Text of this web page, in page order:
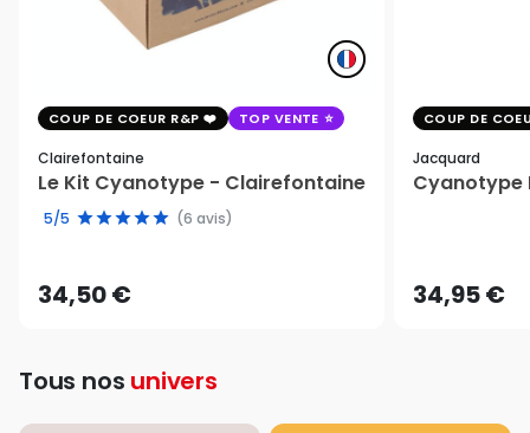
COUP DE COEUR R&P TOP VENTE
Clairefontaine
Le Kit Cyanotype - Clairefontaine
5/5 (6 avis)
34,50 €
COUP DE
Jacquard
Cyanotype
34,95 €
Tous nos univers